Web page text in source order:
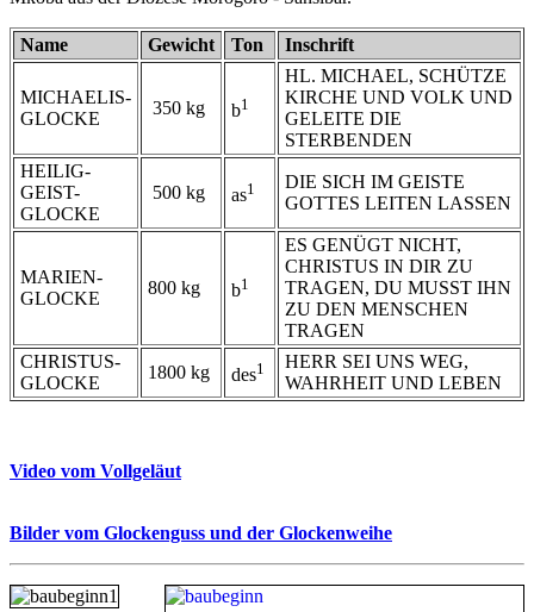
Name Gewicht Ton Inschrift
MICHAELIS-
GLOCKE
350 kg b1
HL. MICHAEL, SCHÜTZE
KIRCHE UND VOLK UND
GELEITE DIE
STERBENDEN
HEILIG-
GEIST-
GLOCKE
500 kg as1
DIE SICH IM GEISTE
GOTTES LEITEN LASSEN
MARIEN-
GLOCKE
800 kg b1
ES GENÜGT NICHT,
CHRISTUS IN DIR ZU
TRAGEN, DU MUSST IHN
ZU DEN MENSCHEN
TRAGEN
CHRISTUS-
GLOCKE
1800 kg des1
HERR SEI UNS WEG,
WAHRHEIT UND LEBEN
Video vom Vollgeläut
Bilder vom Glockenguss und der Glockenweihe